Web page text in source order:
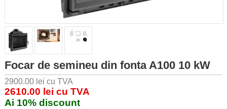
Focar de semineu din fonta A100 10 kW
2900.00 lei cu TVA
2610.00 lei cu TVA
Ai 10% discount